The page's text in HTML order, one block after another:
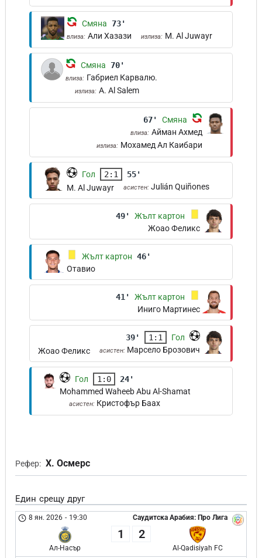
Смяна 73'
влиза: Али Хазази излиза: M. Al Juwayr
Смяна 70'
влиза: Габриел Карвалю.
излиза: A. Al Salem
67' Смяна
влиза: Айман Ахмед
излиза: Мохамед Ал Каибари
Гол 2:1
55'
M. Al Juwayr
асистен: Julián Quiñones
49'
Жълт картон
Жоао Феликс
Жълт картон 46'
Отавио
41'
Жълт картон
Иниго Мартинес
39' 1:1
Гол
Жоао Феликс
асистен: Марсело Брозович
Гол 1:0
24'
Mohammed Waheeb Abu Al-Shamat
асистен: Кристофър Баах
Рефер: Х. Осмерс
Един срещу друг
Саудитска Арабия: Про Лига
8 ян. 2026 - 19:30
Ал-Насър
1 2
Al-Qadisiyah FC